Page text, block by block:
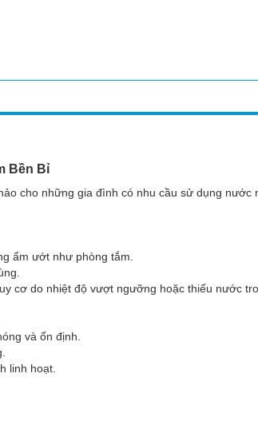
Bền Bỉ
cho những gia đình có nhu cầu sử dụng nước
ẩm ướt như phòng tắm.
cơ do nhiệt độ vượt ngưỡng hoặc thiếu nước
và ổn định.
linh hoạt.